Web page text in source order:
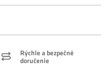
Rýchle a bezpečné
doručenie